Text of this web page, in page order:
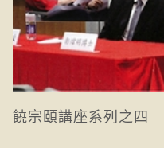
饒宗頤講座系列之四